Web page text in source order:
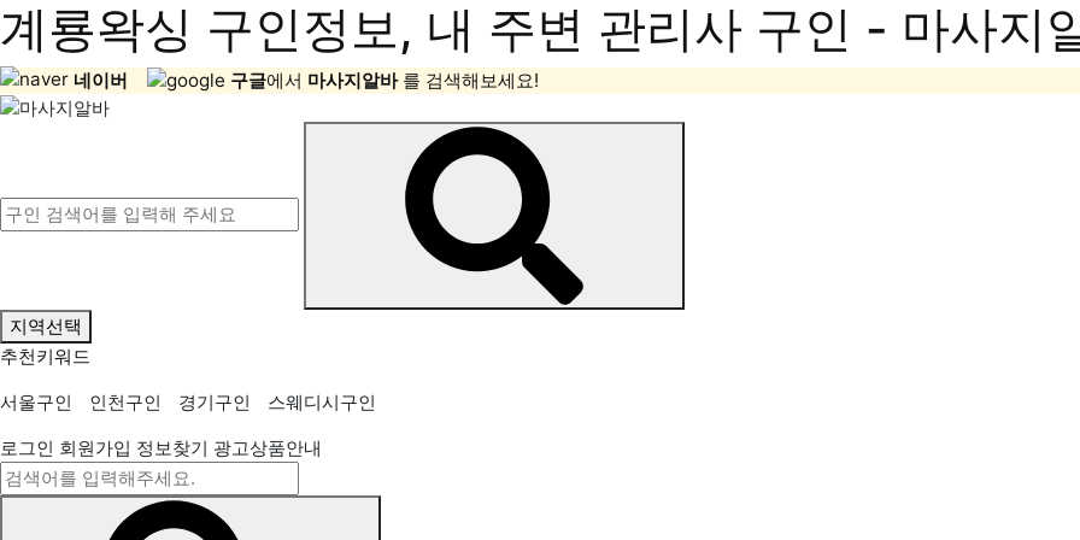
계룡왁싱 구인정보, 내 주변 관리사 구인 - 마사지
네이버 구글에서 마사지알바 를 검색해보세요!
지역선택
추천키워드
서울구인
인천구인 경기구인
스웨디시구인
로그인 회원가입 정보찾기 광고상품안내